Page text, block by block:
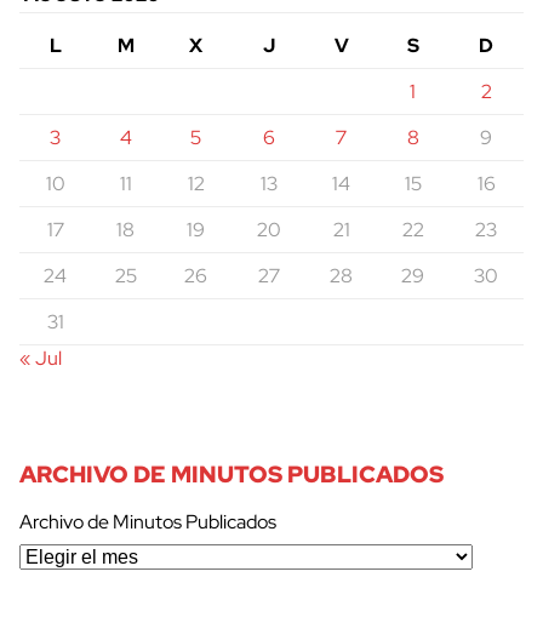
L
M X J V S
D
1
2
3
4 5 6 7 8
9
10
11 12 13 14 15
16
17
18 19 20 21 22
23
24
25 26 27 28 29
30
31
« Jul
ARCHIVO DE MINUTOS PUBLICADOS
Archivo de Minutos Publicados